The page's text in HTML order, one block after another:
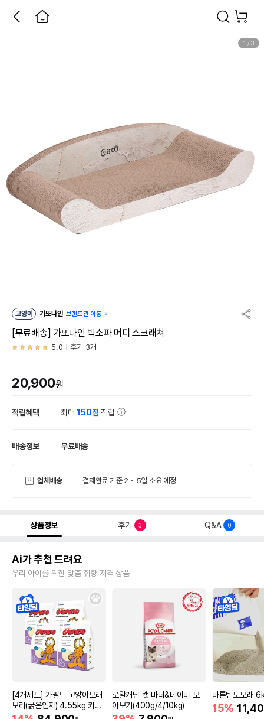
1 / 3
고양이 가또나인 브랜드관 이동
[무료배송] 가또나인 빅소파 머디 스크래쳐
5.0 후기 3개
20,900원
적립혜택 최대150점 적립
배송정보 무료배송
업체배송 결제완료 기준 2 ~ 5일 소요 예정
상품정보 후기 3 Q&A 0
Ai가 추천 드려요
우리 아이를 위한 맞춤 취향 저격 상품
[4개세트] 가필드 고양이모래
보라(굵은입자) 4.55kg 카사
바모래
로얄캐닌 캣 마더&베이비 모
아보기(400g/4/10kg)
바른벤토모래
15%